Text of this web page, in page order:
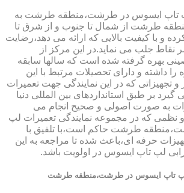
لپ تاپ ایسوس در طرشت،منطقه طرشت به
طرشت از شمال تا جنوب و از شرق تا
و با کیفیت بالایی که ارائه می دهد،رضایت
نقاط جلب می نماید.در این مرکز از
بهره گرفته شده است که سالها سابقه
را داشته و دارای تحصیلات مرتبط با این
و تجهیزاتی که در این نمایندگی جهت تعمیرات
گیرد بر طبق استانداردهای بین المللی دنیا
به صورت اصولی و صحیح انجام می
نظمی که در مجموعه نمایندگی تعمیرات لپ
طرشت حاکم است،با تلفیق با
حرفه ای،باعث شده تا مراجعه به این
لپ تاپ ایسوس در اولویت باشد.
لپ تاپ ایسوس در طرشت،منطقه طرشت